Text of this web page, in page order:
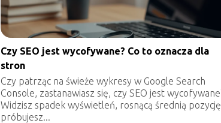
Czy SEO jest wycofywane? Co to oznacza dla
stron
Czy patrząc na świeże wykresy w Google Search
Console, zastanawiasz się, czy SEO jest
Widzisz spadek wyświetleń, rosnącą średnią
próbujesz...